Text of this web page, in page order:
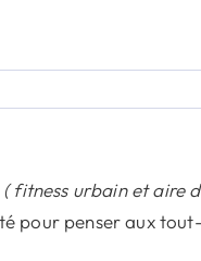
fitness urbain et aire
pour penser aux